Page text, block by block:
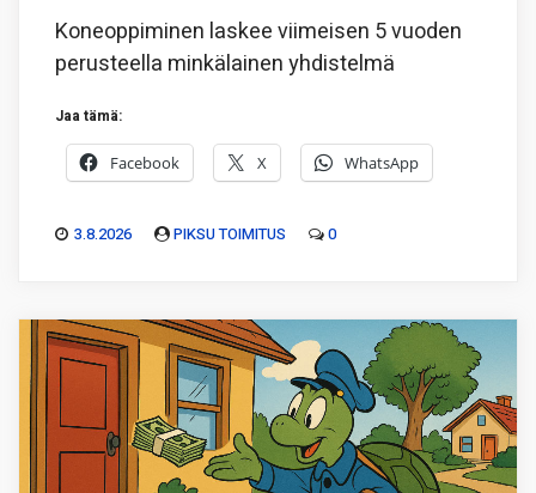
Koneoppiminen laskee viimeisen 5 vuoden
perusteella minkälainen yhdistelmä
Jaa tämä:
Facebook X WhatsApp
3.8.2026 PIKSU TOIMITUS 0